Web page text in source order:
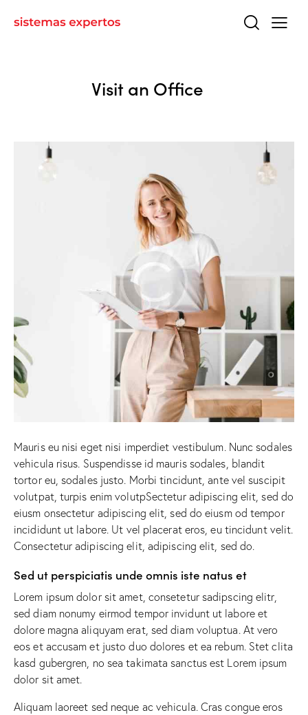
Visit an Office
Mauris eu nisi eget nisi imperdiet vestibulum. Nunc sodales
vehicula risus. Suspendisse id mauris sodales, blandit
tortor eu, sodales justo. Morbi tincidunt, ante vel suscipit
volutpat, turpis enim volutpSectetur adipiscing elit, sed do
eiusm onsectetur adipiscing elit, sed do eiusm od tempor
incididunt ut labore. Ut vel placerat eros, eu tincidunt velit.
Consectetur adipiscing elit, adipiscing elit, sed do.
Sed ut perspiciatis unde omnis iste natus et
Lorem ipsum dolor sit amet, consetetur sadipscing elitr,
sed diam nonumy eirmod tempor invidunt ut labore et
dolore magna aliquyam erat, sed diam voluptua. At vero
eos et accusam et justo duo dolores et ea rebum. Stet clita
kasd gubergren, no sea takimata sanctus est Lorem ipsum
dolor sit amet.
Aliquam laoreet sed neque ac vehicula. Cras congue eros